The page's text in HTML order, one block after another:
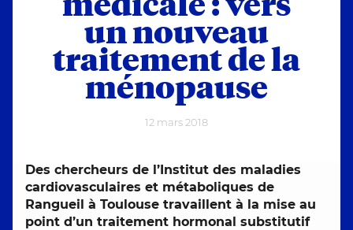
un nouveau
traitement de la
ménopause
12 mars 2018
Des chercheurs de l’Institut des maladies
cardiovasculaires et métaboliques de
Rangueil à Toulouse travaillent à la mise au
point d’un traitement hormonal substitutif